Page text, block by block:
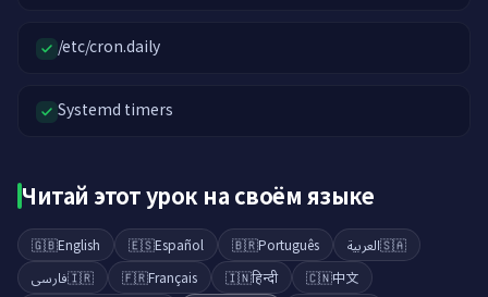
/etc/cron.daily
Systemd timers
Читай этот урок на своём языке
🇬🇧English 🇪🇸Español 🇧🇷Português 🇸🇦العربية
🇮🇷فارسی 🇫🇷Français 🇮🇳हिन्दी 🇨🇳中文